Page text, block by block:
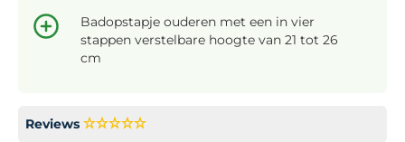
Badopstapje ouderen met een in vier
stappen verstelbare hoogte van 21 tot 26
cm
Reviews